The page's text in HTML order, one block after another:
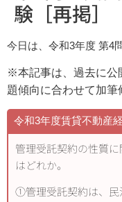
験［再掲］
今日は、令和3年度 第4
※本記事は、過去に公
題傾向に合わせて加筆
令和3年度賃貸不動産
管理受託契約の性質
はどれか。
①管理受託契約は、民